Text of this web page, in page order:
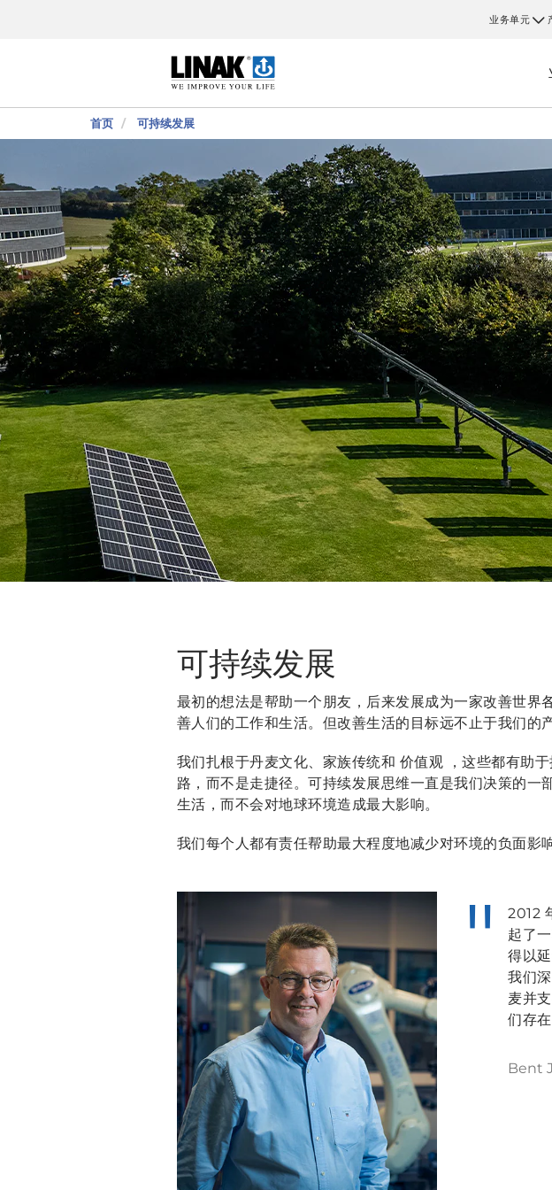
业务单元
首页 可持续发展
可持续发展
最初的想法是帮助一个朋友，后来发展成为一家改善世
善人们的工作和生活。但改善生活的目标远不止于我们的
我们扎根于丹麦文化、家族传统和 价值观 ，这些都有助
路，而不是走捷径。可持续发展思维一直是我们决策的
生活，而不会对地球环境造成最大影响。
我们每个人都有责任帮助最大程度地减少对环境的负面影响
2012
起了
得以
我们
麦并
们存在
Bent